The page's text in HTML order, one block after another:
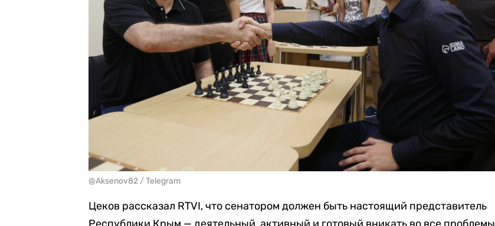
@Aksenov82 / Telegram
Цеков рассказал RTVI, что сенатором должен быть настоящий представитель